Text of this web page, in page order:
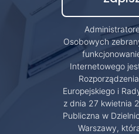
Osobowych
Internetowego
Europejskiego i
z dnia 27 kwietnia
Publiczna w
Warszawy,